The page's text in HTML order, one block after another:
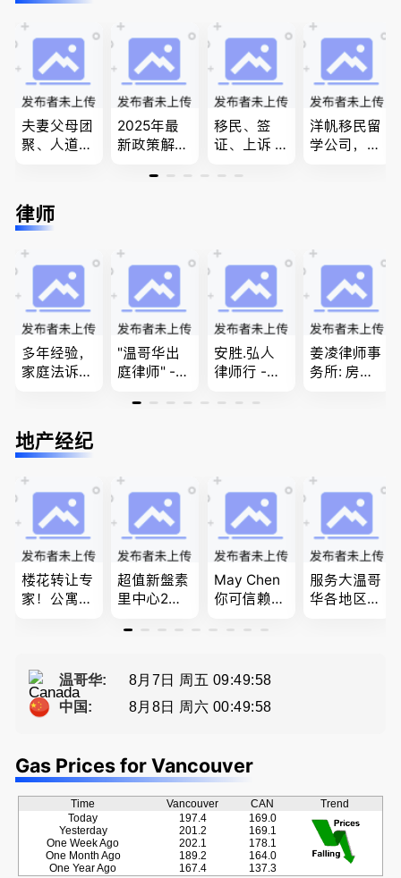
夫妻父母团
聚、人道移
民难民上诉
疑难问题的
移民签证
、翻译和海
牙认证
2025年最
新政策解
牌顾问为您
团聚，投资
移民以及各
类省提名和
技术移民
移民、签
证、上诉 --
责、全程跟
洋帆移民留
学公司，精
民和魁北克
PEQ60472
08731
律师
多年经验，
家庭法诉
证，租务纠
纷 普通
语，列治文
陈卓律师事
务所 (ATA L
aw Corpor
ation)
"温哥华出
庭律师" -
务所 - 劳动
纠纷，审判
安胜.弘人
律师行 -
最大的华人
律师、多语
种服务、高
效优质、助
您安心乐
业、胜劵稳
操)
姜凌律师事
务所: 房产
地产经纪
楼花转让专
家！公寓销
案！
超值新盤素
里中心2房1
級公寓，So
-689-5519
May Chen
你可信赖的
为你提供全
服务
服务大温哥
华各地区的
温哥华:
8月7日 周五 09:49:58
中国:
8月8日 周六 00:49:58
Gas Prices for Vancouver
Time Vancouver CAN
Trend
Today
Yesterday
One Week Ago
One Month Ago
One Year Ago
197.4
201.2
202.1
189.2
167.4
169.0
169.1
178.1
164.0
137.3